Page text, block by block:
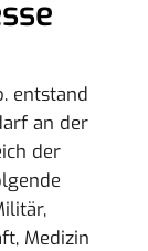
entstand
an der
der
Medizin